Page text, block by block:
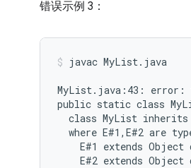
错误示例 3：
javac MyList.java
MyList.java:43: error:
public static class
class MyList
where E#1,E#2 are
E#1 extends Object
E#2 extends Object